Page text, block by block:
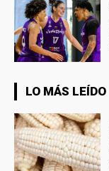
LO MÁS LEÍDO